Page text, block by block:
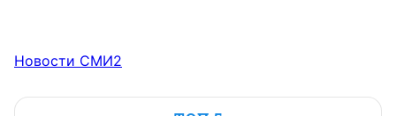
Новости СМИ2